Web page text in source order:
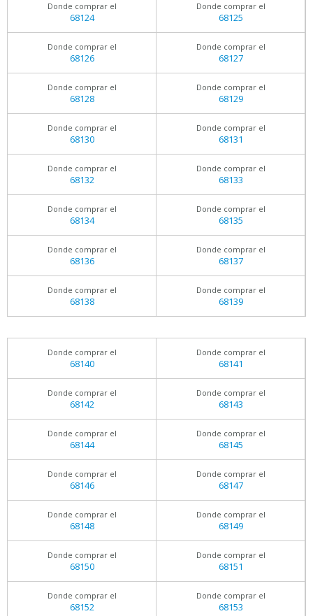
Donde comprar el
68124
Donde comprar el
68125
Donde comprar el
68126
Donde comprar el
68127
Donde comprar el
68128
Donde comprar el
68129
Donde comprar el
68130
Donde comprar el
68131
Donde comprar el
68132
Donde comprar el
68133
Donde comprar el
68134
Donde comprar el
68135
Donde comprar el
68136
Donde comprar el
68137
Donde comprar el
68138
Donde comprar el
68139
Donde comprar el
68140
Donde comprar el
68141
Donde comprar el
68142
Donde comprar el
68143
Donde comprar el
68144
Donde comprar el
68145
Donde comprar el
68146
Donde comprar el
68147
Donde comprar el
68148
Donde comprar el
68149
Donde comprar el
68150
Donde comprar el
68151
Donde comprar el
68152
Donde comprar el
68153